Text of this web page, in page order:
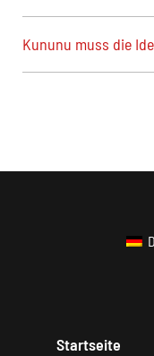
Kununu muss die
Startseite